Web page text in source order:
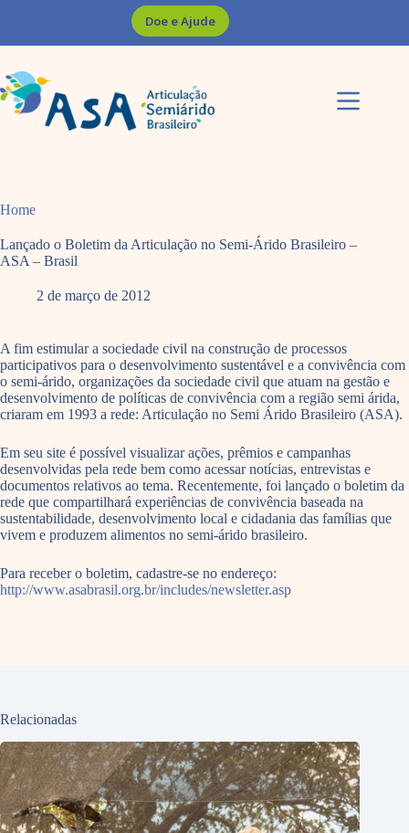
Doe e Ajude
Home
Lançado o Boletim da Articulação no Semi-Árido Brasileiro –
ASA – Brasil
2 de março de 2012
A fim estimular a sociedade civil na construção de processos
participativos para o desenvolvimento sustentável e a convivência com
o semi-árido, organizações da sociedade civil que atuam na gestão e
desenvolvimento de políticas de convivência com a região semi árida,
criaram em 1993 a rede: Articulação no Semi Árido Brasileiro (ASA).
Em seu site é possível visualizar ações, prêmios e campanhas
desenvolvidas pela rede bem como acessar notícias, entrevistas e
documentos relativos ao tema. Recentemente, foi lançado o boletim da
rede que compartilhará experiências de convivência baseada na
sustentabilidade, desenvolvimento local e cidadania das famílias que
vivem e produzem alimentos no semi-árido brasileiro.
Para receber o boletim, cadastre-se no endereço:
http://www.asabrasil.org.br/includes/newsletter.asp
Relacionadas